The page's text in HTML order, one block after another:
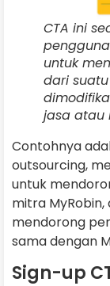
CTA ini
untuk
dari suatu
jasa atau
Contohnya
outsourcing,
untuk
mitra MyRobin,
mendorong
sama dengan
Sign-up